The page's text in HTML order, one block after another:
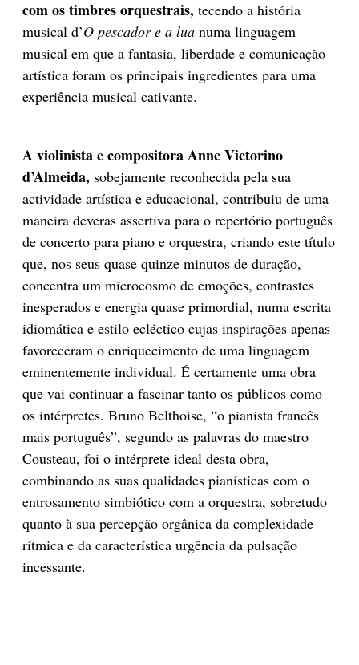
com os timbres orquestrais, tecendo a história
musical d’O pescador e a lua numa linguagem
musical em que a fantasia, liberdade e comunicação
artística foram os principais ingredientes para uma
experiência musical cativante.
A violinista e compositora Anne Victorino
d’Almeida, sobejamente reconhecida pela sua
actividade artística e educacional, contribuiu de uma
maneira deveras assertiva para o repertório português
de concerto para piano e orquestra, criando este título
que, nos seus quase quinze minutos de duração,
concentra um microcosmo de emoções, contrastes
inesperados e energia quase primordial, numa escrita
idiomática e estilo ecléctico cujas inspirações apenas
favoreceram o enriquecimento de uma linguagem
eminentemente individual. É certamente uma obra
que vai continuar a fascinar tanto os públicos como
os intérpretes. Bruno Belthoise, “o pianista francês
mais português”, segundo as palavras do maestro
Cousteau, foi o intérprete ideal desta obra,
combinando as suas qualidades pianísticas com o
entrosamento simbiótico com a orquestra, sobretudo
quanto à sua percepção orgânica da complexidade
rítmica e da característica urgência da pulsação
incessante.